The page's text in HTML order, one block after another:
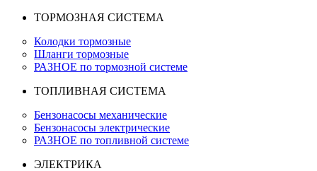
ТОРМОЗНАЯ СИСТЕМА
Колодки тормозные
Шланги тормозные
РАЗНОЕ по тормозной системе
ТОПЛИВНАЯ СИСТЕМА
Бензонасосы механические
Бензонасосы электрические
РАЗНОЕ по топливной системе
ЭЛЕКТРИКА